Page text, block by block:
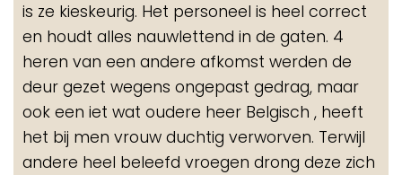
is ze kieskeurig. Het personeel is heel correct
en houdt alles nauwlettend in de gaten. 4
heren van een andere afkomst werden de
deur gezet wegens ongepast gedrag, maar
ook een iet wat oudere heer Belgisch , heeft
het bij men vrouw duchtig verworven. Terwijl
andere heel beleefd vroegen drong deze zich